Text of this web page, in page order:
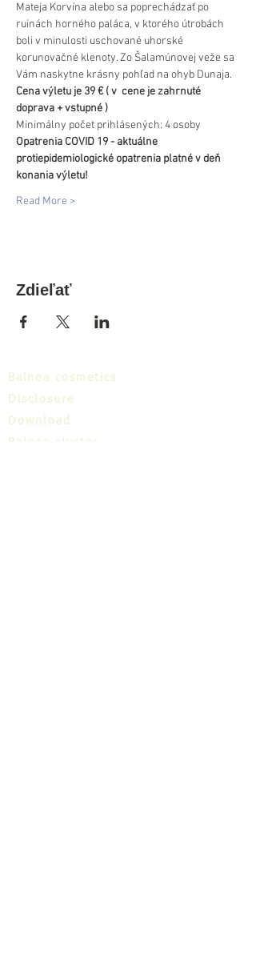
Mateja Korvína alebo sa poprechádzať po
ruinách horného paláca, v ktorého útrobách
boli v minulosti uschované uhorské
korunovačné klenoty. Zo Šalamúnovej veže sa
Vám naskytne krásny pohľad na ohyb Dunaja.
Cena výletu je 39 € ( v  cene je zahrnuté
doprava + vstupné )
Minimálny počet prihlásených: 4 osoby
Opatrenia COVID 19 - aktuálne
protiepidemiologické opatrenia platné v deň
konania výletu!
Read More >
Zdieľať
Balnea cosmetics
Disclosure
Download
Balnea cluster